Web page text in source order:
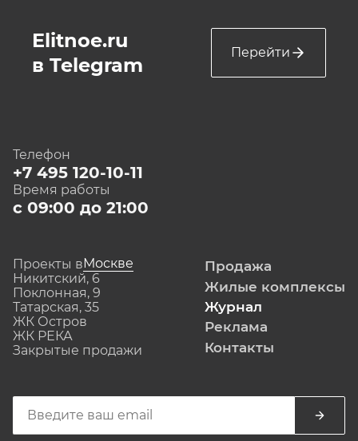
Elitnoe.ru
в Telegram
Перейти
Телефон
+7 495 120-10-11
Время работы
с 09:00 до 21:00
Проекты вМоскве
Никитский, 6
Поклонная, 9
Татарская, 35
ЖК Остров
ЖК РЕКА
Закрытые продажи
Продажа
Жилые комплексы
Журнал
Реклама
Контакты